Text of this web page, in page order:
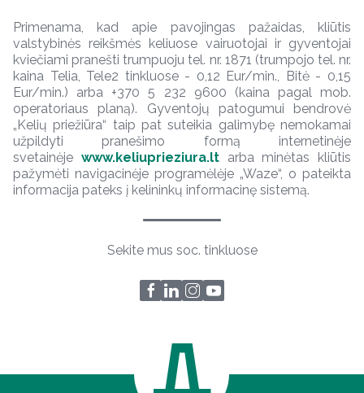
Primenama, kad apie pavojingas pažaidas, kliūtis
valstybinės reikšmės keliuose vairuotojai ir gyventojai
kviečiami pranešti trumpuoju tel. nr. 1871 (trumpojo tel. nr.
kaina Telia, Tele2 tinkluose - 0,12 Eur/min., Bitė - 0,15
Eur/min.) arba +370 5 232 9600 (kaina pagal mob.
operatoriaus planą). Gyventojų patogumui bendrovė
„Kelių priežiūra“ taip pat suteikia galimybę nemokamai
užpildyti pranešimo formą internetinėje
svetainėje www.keliuprieziura.ltarba minėtas kliūtis
pažymėti navigacinėje programėlėje „Waze“, o pateikta
informacija pateks į kelininkų informacinę sistemą.
Sekite mus soc. tinkluose